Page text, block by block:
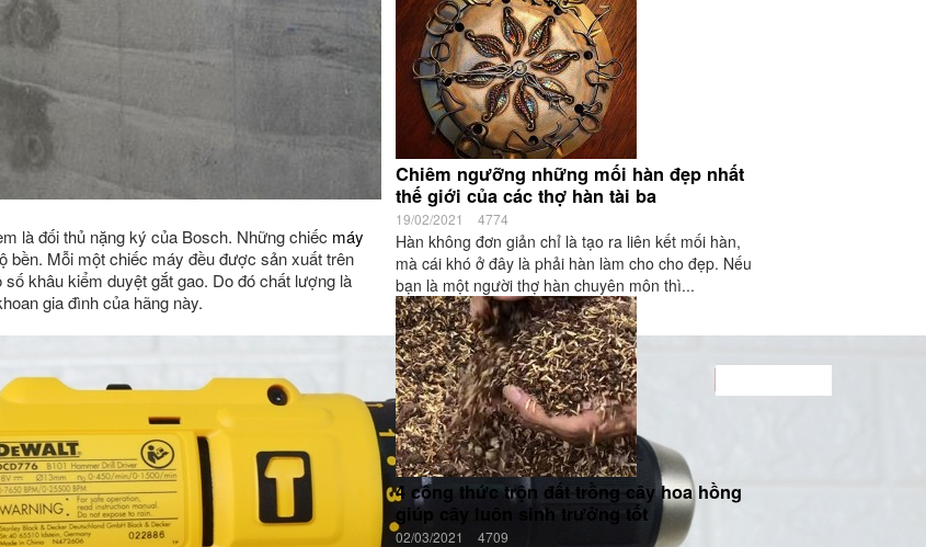
là đối thủ nặng ký của Bosch. Những chiếc máy
bền. Mỗi một chiếc máy đều được sản xuất trên
khâu kiểm duyệt gắt gao. Do đó chất lượng là
gia đình của hãng này.
Chiêm ngưỡng những mối hàn đẹp nhất
thế giới của các thợ hàn tài ba
19/02/2021 4774
Hàn không đơn giản chỉ là tạo ra liên kết mối hàn,
mà cái khó ở đây là phải hàn làm cho cho đẹp. Nếu
bạn là một người thợ hàn chuyên môn thì...
4 công thức trộn đất trồng cây hoa hồng
giúp cây luôn sinh trưởng tốt
02/03/2021 4709